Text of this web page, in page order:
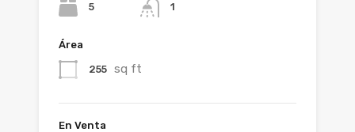
5 1
Área
255 sq ft
En Venta